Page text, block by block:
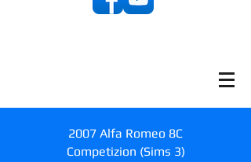
2007 Alfa Romeo 8C
Competizion (Sims 3)